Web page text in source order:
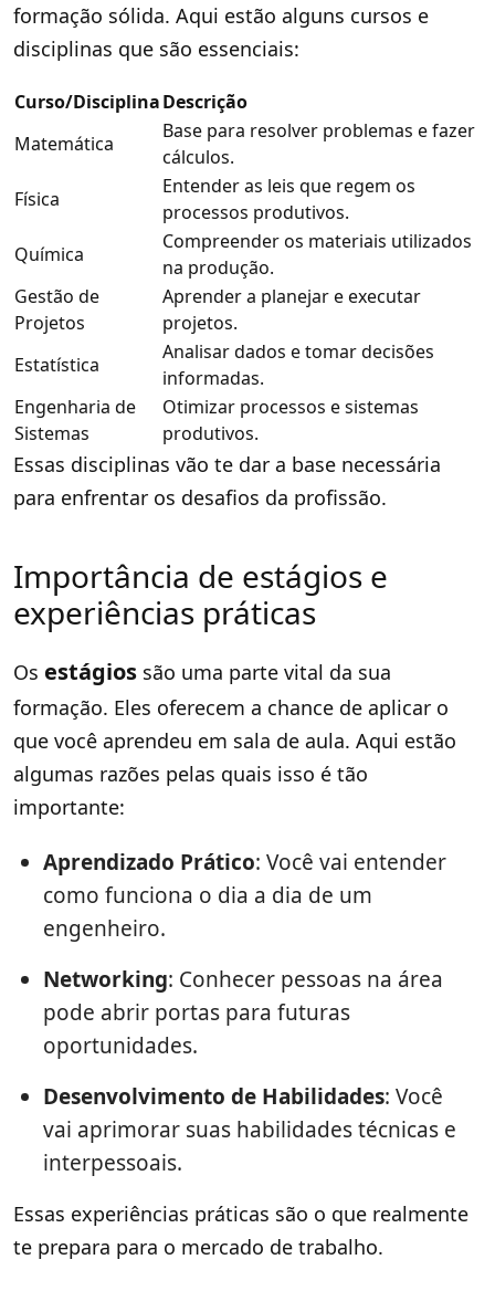
formação sólida. Aqui estão alguns cursos e
disciplinas que são essenciais:
Curso/DisciplinaDescrição
Matemática
Base para resolver problemas e fazer
cálculos.
Física
Entender as leis que regem os
processos produtivos.
Química
Compreender os materiais utilizados
na produção.
Gestão de
Projetos
Aprender a planejar e executar
projetos.
Estatística
Analisar dados e tomar decisões
informadas.
Engenharia de
Sistemas
Otimizar processos e sistemas
produtivos.
Essas disciplinas vão te dar a base necessária
para enfrentar os desafios da profissão.
Importância de estágios e
experiências práticas
Os estágios são uma parte vital da sua
formação. Eles oferecem a chance de aplicar o
que você aprendeu em sala de aula. Aqui estão
algumas razões pelas quais isso é tão
importante:
Aprendizado Prático: Você vai entender
como funciona o dia a dia de um
engenheiro.
Networking: Conhecer pessoas na área
pode abrir portas para futuras
oportunidades.
Desenvolvimento de Habilidades: Você
vai aprimorar suas habilidades técnicas e
interpessoais.
Essas experiências práticas são o que realmente
te prepara para o mercado de trabalho.